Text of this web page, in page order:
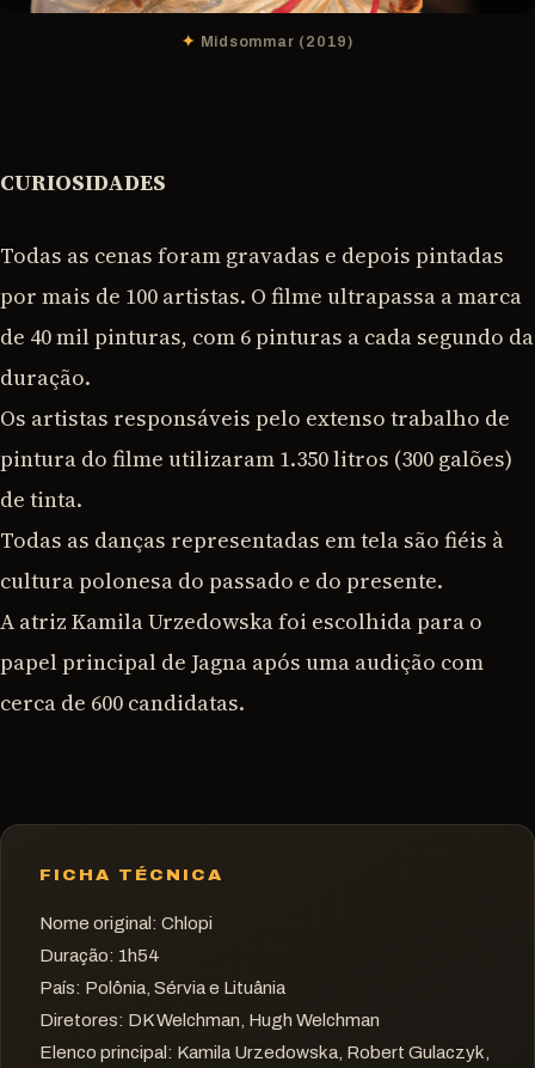
Midsommar (2019)
CURIOSIDADES
Todas as cenas foram gravadas e depois pintadas
por mais de 100 artistas. O filme ultrapassa a marca
de 40 mil pinturas, com 6 pinturas a cada segundo da
duração.
Os artistas responsáveis pelo extenso trabalho de
pintura do filme utilizaram 1.350 litros (300 galões)
de tinta.
Todas as danças representadas em tela são fiéis à
cultura polonesa do passado e do presente.
A atriz Kamila Urzedowska foi escolhida para o
papel principal de Jagna após uma audição com
cerca de 600 candidatas.
FICHA TÉCNICA
Nome original: Chlopi
Duração: 1h54
País: Polônia, Sérvia e Lituânia
Diretores: DK Welchman, Hugh Welchman
Elenco principal: Kamila Urzedowska, Robert Gulaczyk,